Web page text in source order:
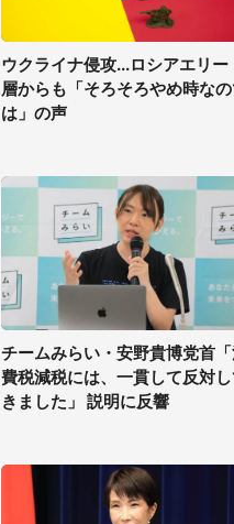
ウクライナ侵攻...ロシアエリー
層からも「そろそろやめ時な
は」の声
チームみらい・安野貴博党首
費税減税には、一貫して反対
きました」 説明に反響